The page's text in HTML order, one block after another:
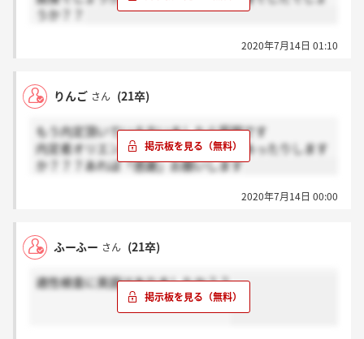
うか？？
2020年7月14日 01:10
りんご さん (21卒)
もう内定頂いでいる方いましたら質問です
内定者オリエンテーション的なものはあったりします
か？？？あれば「感謝」お願いします
2020年7月14日 00:00
ふーふー さん (21卒)
適性検査に英語はありましたか？？